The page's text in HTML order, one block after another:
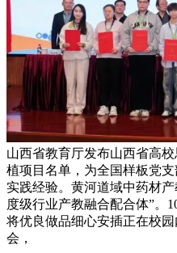
山西省教育厅发布山西省高
植项目名单，为全国样板党
实践经验。黄河道域中药材
度级行业产教融合配合体”。
将优良做品细心安插正在校
会，